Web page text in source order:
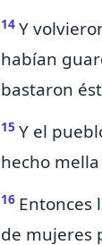
14 Y
habían
bastaron
15 Y el
hecho
16 Entonces
de mujeres